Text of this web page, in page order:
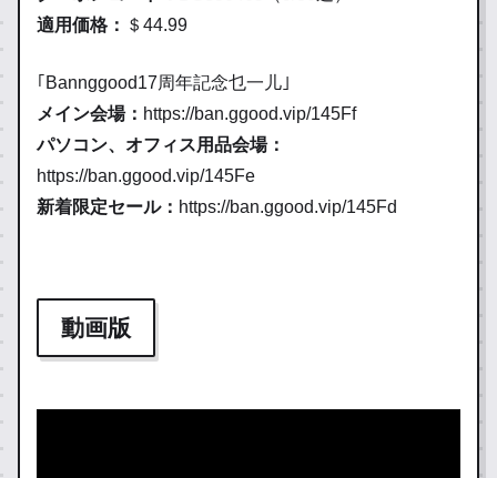
適用価格： ＄44.99
｢Bannggood17周年記念乜一儿｣
メイン会場： https://ban.ggood.vip/145Ff
パソコン、オフィス用品会場：
https://ban.ggood.vip/145Fe
新着限定セール： https://ban.ggood.vip/145Fd
動画版